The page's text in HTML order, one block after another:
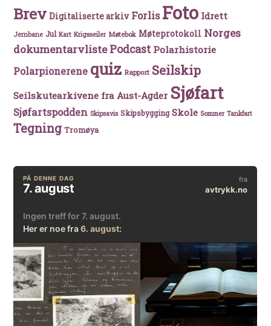
Brev Digitaliserte arkiv Forlis Foto Idrett
Jernbane Jul Kart Krigsseiler Møtebok Møteprotokoll Norges
dokumentarvlistePodcast Polarhistorie
Polarpionerene quiz Rapport Seilskip
Seilskutearkivene fra Aust-Agder Sjøfart
Sjøfartspodden Skipsavis Skipsbygging Skole Sommer Tankfart
Tegning Tromøya